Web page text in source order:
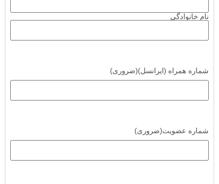
نام خانوادگی
شماره همراه (ایرانسل)(ضروری)
شماره عضویت(ضروری)